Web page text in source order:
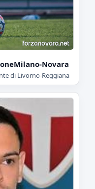
Novara
di Livorno-Reggiana